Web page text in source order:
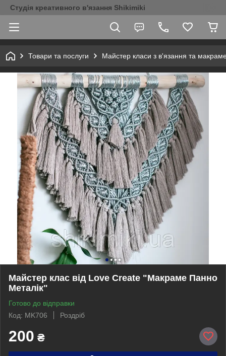
Студія креативного в'язання Shikimiki
Товари та послуги Майстер класи з в'язання та
Майстер клас від Love Create "Макраме Панно
Металік"
Готово до відправки
Код: MK706
Роздріб
200 ₴